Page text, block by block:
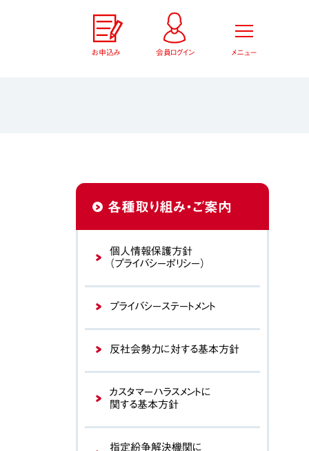
お申込み 会員ログイン メニュー
各種取り組み・ご案内
個人情報保護方針
（プライバシーポリシー）
プライバシーステートメント
反社会勢力に対する基本方針
カスタマーハラスメントに
関する基本方針
指定紛争解決機関に